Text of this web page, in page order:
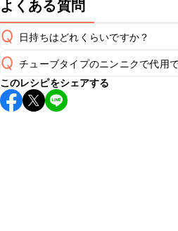
よくある質問
Q 日持ちはどれくらいですか？
A
保存期間は冷蔵で翌日中が目安で
し上がりください。
※日持ちは目安です。
Q チューブタイプのニンニクで代用
A
チューブタイプのニンニクを使用
す。小さじ1を目安に加え、お好み
このレシピをシェアする